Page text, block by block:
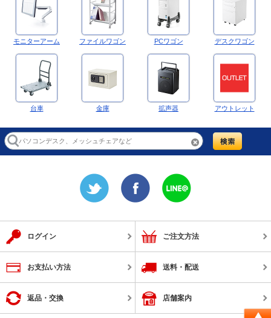
モニターアーム ファイルワゴン PCワゴン デスクワゴン
台車 金庫 拡声器 アウトレット
ログイン ご注文方法
お支払い方法 送料・配送
返品・交換 店舗案内